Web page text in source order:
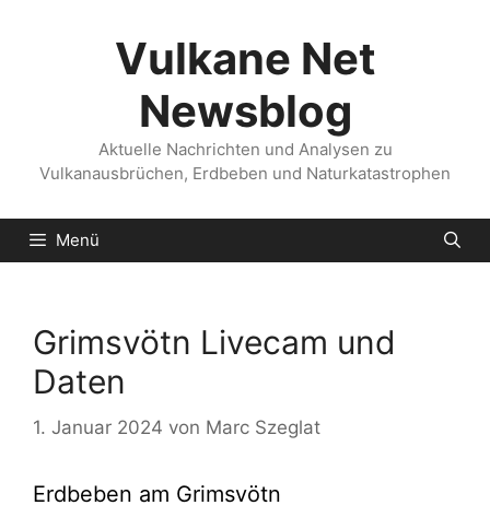
Vulkane Net
Newsblog
Aktuelle Nachrichten und Analysen zu
Vulkanausbrüchen, Erdbeben und Naturkatastrophen
Menü
Grimsvötn Livecam und
Daten
1. Januar 2024 von Marc Szeglat
Erdbeben am Grimsvötn